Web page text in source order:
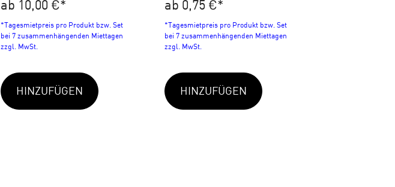
ab 10,00 €*
*Tagesmietpreis pro Produkt bzw. Set
bei 7 zusammenhängenden Miettagen
zzgl. MwSt.
HINZUFÜGEN
ab 0,75 €*
*Tagesmietpreis pro Produkt bzw. Set
bei 7 zusammenhängenden Miettagen
zzgl. MwSt.
HINZUFÜGEN